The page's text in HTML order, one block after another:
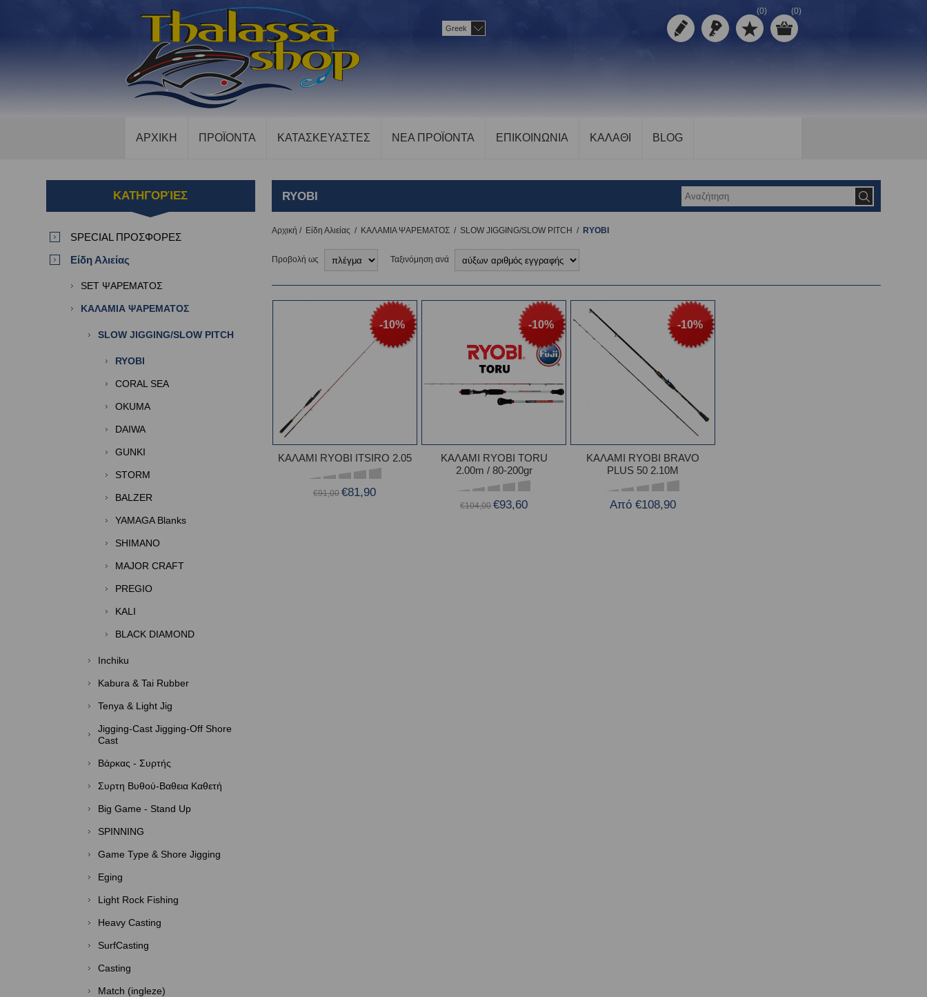
(0) (0)
Greek
ΑΡΧΙΚΗ ΠΡΟΪΟΝΤΑ ΚΑΤΑΣΚΕΥΑΣΤΕΣ ΝΕΑ ΠΡΟΪΟΝΤΑ ΕΠΙΚΟΙΝΩΝΙΑ ΚΑΛΑΘΙ BLOG
RYOBI
Αρχική / Είδη Αλιείας / ΚΑΛΑΜΙΑ ΨΑΡΕΜΑΤΟΣ / SLOW JIGGING/SLOW PITCH / RYOBI
Προβολή ως Ταξινόμηση ανά
-10%
ΚΑΛΑΜΙ RYOBI ITSIRO 2.05
€91,00 €81,90
-10%
ΚΑΛΑΜΙ RYOBI TORU
2.00m / 80-200gr
€104,00 €93,60
-10%
ΚΑΛΑΜΙ RYOBI BRAVO
PLUS 50 2.10M
Από €108,90
ΚΑΤΗΓΟΡΊΕΣ
SPECIAL ΠΡΟΣΦΟΡΕΣ
Είδη Αλιείας
SET ΨΑΡΕΜΑΤΟΣ
ΚΑΛΑΜΙΑ ΨΑΡΕΜΑΤΟΣ
SLOW JIGGING/SLOW PITCH
RYOBI
CORAL SEA
OKUMA
DAIWA
GUNKI
STORM
BALZER
YAMAGA Blanks
SHIMANO
MAJOR CRAFT
PREGIO
KALI
BLACK DIAMOND
Inchiku
Kabura & Tai Rubber
Tenya & Light Jig
Jigging-Cast Jigging-Off Shore
Cast
Βάρκας - Συρτής
Συρτη Βυθού-Βαθεια Καθετή
Big Game - Stand Up
SPINNING
Game Type & Shore Jigging
Eging
Light Rock Fishing
Heavy Casting
SurfCasting
Casting
Match (ingleze)